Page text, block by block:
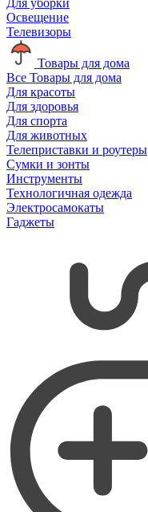
Освещение
Телевизоры
Товары для дома
Все Товары для дома
Для красоты
Для здоровья
Для спорта
Для животных
Телеприставки и роутеры
Сумки и зонты
Инструменты
Технологичная одежда
Электросамокаты
Гаджеты